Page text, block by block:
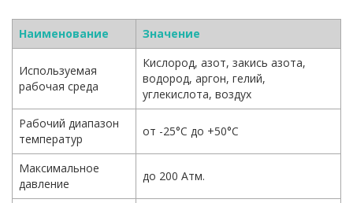
Наименование Значение
Используемая
рабочая среда
Кислород, азот, закись азота,
водород, аргон, гелий,
углекислота, воздух
Рабочий диапазон
температур
от -25°С до +50°С
Максимальное
давление
до 200 Атм.